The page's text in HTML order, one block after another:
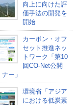
向上に向けた評
価手法の開発を
開始
カーボン・オフ
セット推進ネッ
トワーク「第10
回CO-Net公開
ー」
環境省「アジア
における低炭素